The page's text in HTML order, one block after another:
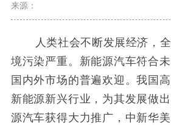
来源：
人类社会不断发展经济，全
境污染严重。新能源汽车符合
国内外市场的普遍欢迎。我国
新能源新兴行业，为其发展做
源汽车获得大力推广，中新华